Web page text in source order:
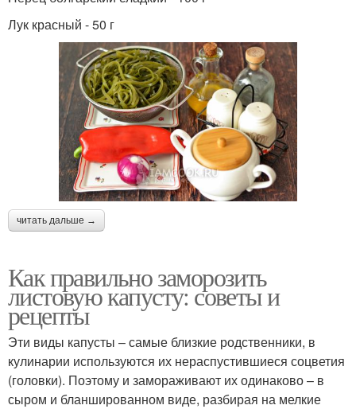
Лук красный - 50 г
читать дальше →
Как правильно заморозить
листовую капусту: советы и
рецепты
Эти виды капусты – самые близкие родственники, в
кулинарии используются их нераспустившиеся соцветия
(головки). Поэтому и замораживают их одинаково – в
сыром и бланшированном виде, разбирая на мелкие